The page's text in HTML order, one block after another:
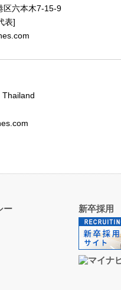
区六本木7-15-9
表]
Thailand
ー
新卒採用